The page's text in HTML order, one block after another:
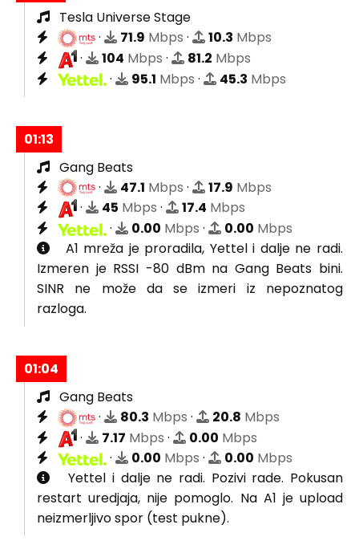
Tesla Universe Stage
·
71.9 Mbps · 10.3 Mbps
·
104 Mbps · 81.2 Mbps
·
95.1 Mbps · 45.3 Mbps
01:13
Gang Beats
·
47.1 Mbps · 17.9 Mbps
·
45 Mbps · 17.4 Mbps
·
0.00 Mbps · 0.00 Mbps
A1 mreža je proradila, Yettel i dalje ne radi.
Izmeren je RSSI -80 dBm na Gang Beats bini.
SINR ne može da se izmeri iz nepoznatog
razloga.
01:04
Gang Beats
·
80.3 Mbps · 20.8 Mbps
·
7.17 Mbps · 0.00 Mbps
·
0.00 Mbps · 0.00 Mbps
Yettel i dalje ne radi. Pozivi rade. Pokusan
restart uredjaja, nije pomoglo. Na A1 je upload
neizmerljivo spor (test pukne).